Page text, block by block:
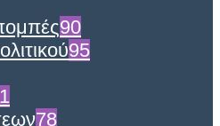
90
95
1
78